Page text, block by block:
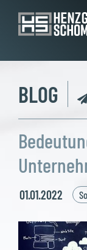
Inhalt
BLOG
01.01.2022